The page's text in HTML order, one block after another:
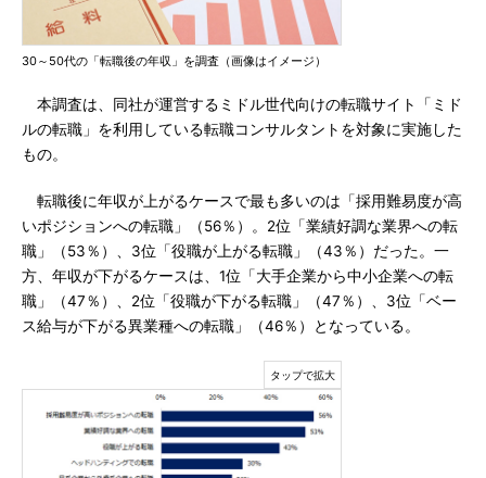
30～50代の「転職後の年収」を調査（画像はイメージ）
本調査は、同社が運営するミドル世代向けの転職サイト「ミド
ルの転職」を利用している転職コンサルタントを対象に実施した
もの。
転職後に年収が上がるケースで最も多いのは「採用難易度が高
いポジションへの転職」（56％）。2位「業績好調な業界への転
職」（53％）、3位「役職が上がる転職」（43％）だった。一
方、年収が下がるケースは、1位「大手企業から中小企業への転
職」（47％）、2位「役職が下がる転職」（47％）、3位「ベー
ス給与が下がる異業種への転職」（46％）となっている。